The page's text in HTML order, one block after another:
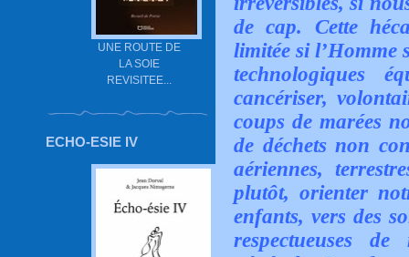
UNE ROUTE DE
LA SOIE
REVISITEE...
ECHO-ESIE IV
de cap. Cette
limitée si l’Homme
technologiques
cancériser,
coups de marées
de déchets non
aériennes,
plutôt, orienter
enfants, vers des
respectueuses